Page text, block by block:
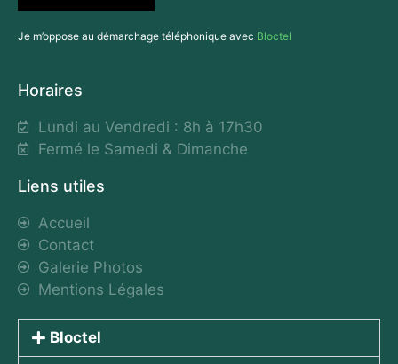
Je m’oppose au démarchage téléphonique avec Bloctel
Horaires
Lundi au Vendredi : 8h à 17h30
Fermé le Samedi & Dimanche
Liens utiles
Accueil
Contact
Galerie Photos
Mentions Légales
Bloctel